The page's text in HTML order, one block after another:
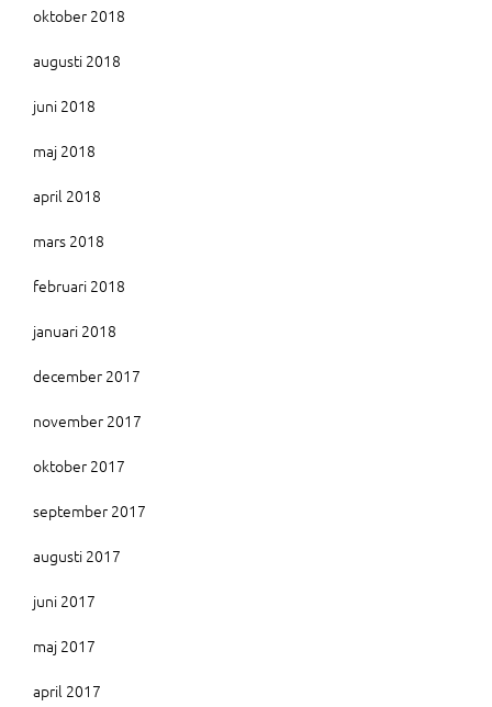
oktober 2018
augusti 2018
juni 2018
maj 2018
april 2018
mars 2018
februari 2018
januari 2018
december 2017
november 2017
oktober 2017
september 2017
augusti 2017
juni 2017
maj 2017
april 2017